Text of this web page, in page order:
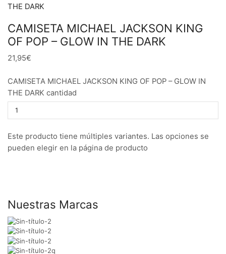
CAMISETA MICHAEL JACKSON KING
OF POP – GLOW IN THE DARK
21,95€
CAMISETA MICHAEL JACKSON KING OF POP – GLOW IN
THE DARK cantidad
Este producto tiene múltiples variantes. Las opciones se
pueden elegir en la página de producto
Nuestras Marcas